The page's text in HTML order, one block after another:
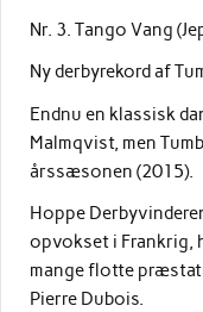
Nr. 3. Tango Vang
Ny derbyrekord af
Endnu en klassisk
Malmqvist, men
årssæsonen (2015).
Hoppe
opvokset i Frankrig,
mange flotte
Pierre Dubois.